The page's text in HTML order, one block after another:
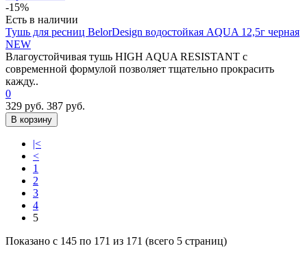
-15%
Есть в наличии
Тушь для ресниц BelorDesign водостойкая AQUA 12,5г черная
NEW
Влагоустойчивая тушь HIGH AQUA RESISTANT с
современной формулой позволяет тщательно прокрасить
кажду..
0
329 руб. 387 руб.
В корзину
|<
<
1
2
3
4
5
Показано с 145 по 171 из 171 (всего 5 страниц)